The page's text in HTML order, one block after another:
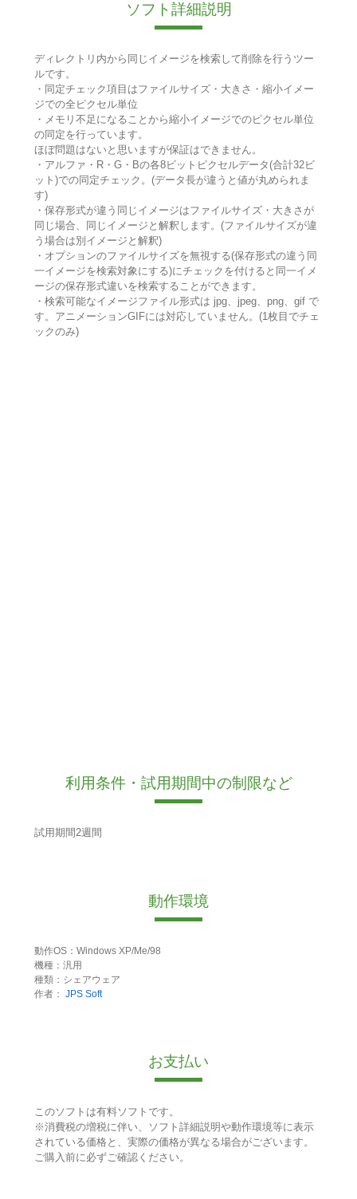
ソフト詳細説明
ディレクトリ内から同じイメージを検索して削除を行うツー
ルです。
・同定チェック項目はファイルサイズ・大きさ・縮小イメー
ジでの全ピクセル単位
・メモリ不足になることから縮小イメージでのピクセル単位
の同定を行っています。
ほぼ問題はないと思いますが保証はできません。
・アルファ・R・G・Bの各8ビットピクセルデータ(合計32ビ
ット)での同定チェック。(データ長が違うと値が丸められま
す)
・保存形式が違う同じイメージはファイルサイズ・大きさが
同じ場合、同じイメージと解釈します。(ファイルサイズが違
う場合は別イメージと解釈)
・オプションのファイルサイズを無視する(保存形式の違う同
一イメージを検索対象にする)にチェックを付けると同一イメ
ージの保存形式違いを検索することができます。
・検索可能なイメージファイル形式は jpg、jpeg、png、gif で
す。アニメーションGIFには対応していません。(1枚目でチェ
ックのみ)
利用条件・試用期間中の制限など
試用期間2週間
動作環境
動作OS：Windows XP/Me/98
機種：汎用
種類：シェアウェア
作者： JPS Soft
お支払い
このソフトは有料ソフトです。
※消費税の増税に伴い、ソフト詳細説明や動作環境等に表示
されている価格と、実際の価格が異なる場合がございます。
ご購入前に必ずご確認ください。